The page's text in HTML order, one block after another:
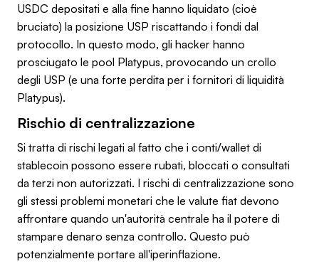
USDC depositati e alla fine hanno liquidato (cioè
bruciato) la posizione USP riscattando i fondi dal
protocollo. In questo modo, gli hacker hanno
prosciugato le pool Platypus, provocando un crollo
degli USP (e una forte perdita per i fornitori di liquidità
Platypus).
Rischio di centralizzazione
Si tratta di rischi legati al fatto che i conti/wallet di
stablecoin possono essere rubati, bloccati o consultati
da terzi non autorizzati. I rischi di centralizzazione sono
gli stessi problemi monetari che le valute fiat devono
affrontare quando un'autorità centrale ha il potere di
stampare denaro senza controllo. Questo può
potenzialmente portare all'iperinflazione.